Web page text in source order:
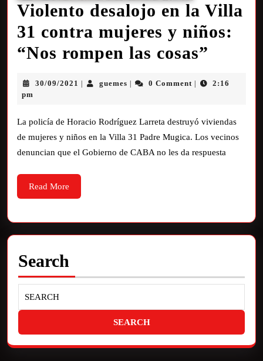
Violento desalojo en la Villa
31 contra mujeres y niños:
“Nos rompen las cosas”
30/09/2021 guemes 0 Comment
2:16
pm
La policía de Horacio Rodríguez Larreta destruyó viviendas
de mujeres y niños en la Villa 31 Padre Mugica. Los vecinos
denuncian que el Gobierno de CABA no les da respuesta
Read More
Search